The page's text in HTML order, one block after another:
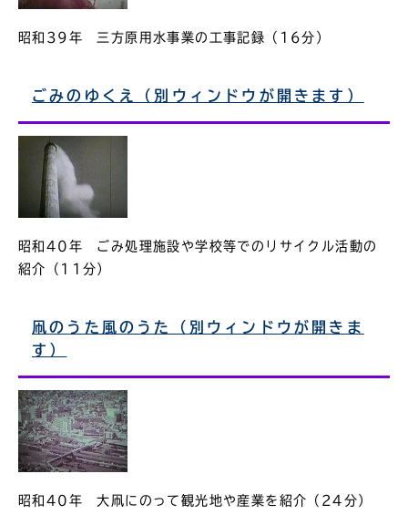
昭和39年 三方原用水事業の工事記録（16分）
ごみのゆくえ（別ウィンドウが開きます）
昭和40年 ごみ処理施設や学校等でのリサイクル活動の
紹介（11分）
凧のうた風のうた（別ウィンドウが開きま
す）
昭和40年 大凧にのって観光地や産業を紹介（24分）